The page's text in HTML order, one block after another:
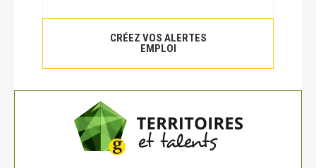
CRÉEZ VOS ALERTES
EMPLOI